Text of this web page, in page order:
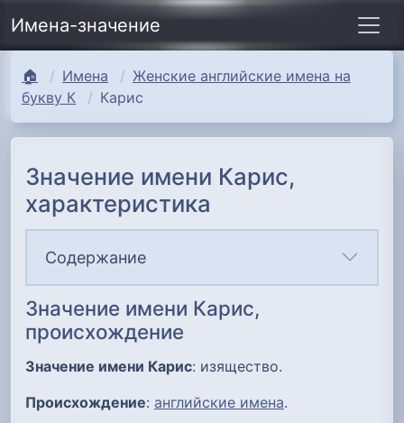
Имена-значение
🏠 Имена
Женские английские имена на
букву К
Карис
Значение имени Карис,
характеристика
Содержание
Значение имени Карис,
происхождение
Значение имени Карис: изящество.
Происхождение: английские имена.